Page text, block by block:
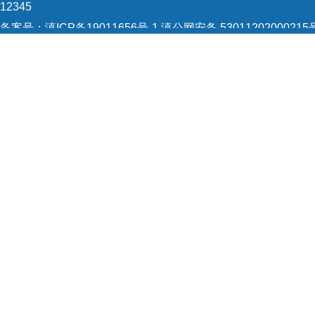
12345
备案号： 滇ICP备19011656号-1 滇公网安备 53011202000215